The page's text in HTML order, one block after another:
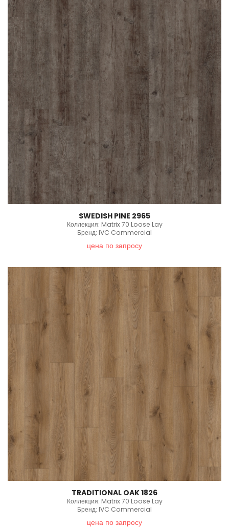
SWEDISH PINE 2965
Коллекция: Matrix 70 Loose Lay
Бренд: IVC Commercial
цена по запросу
TRADITIONAL OAK 1826
Коллекция: Matrix 70 Loose Lay
Бренд: IVC Commercial
цена по запросу